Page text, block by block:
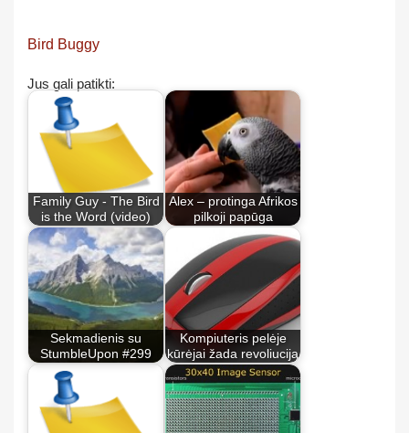
Bird Buggy
Jus gali patikti:
Family Guy - The Bird
is the Word (video)
Alex – protinga Afrikos
pilkoji papūga
Sekmadienis su
StumbleUpon #299
Kompiuteris pelėje
kūrėjai žada revoliuciją